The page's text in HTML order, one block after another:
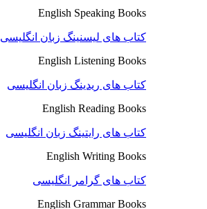
English Speaking Books
کتاب های لیسنینگ زبان انگلیسی
English Listening Books
کتاب های ریدینگ زبان انگلیسی
English Reading Books
کتاب های رایتینگ زبان انگلیسی
English Writing Books
کتاب های گرامر انگلیسی
English Grammar Books